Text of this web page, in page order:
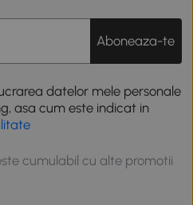
Aboneaza-te
datelor mele personale
asa cum este indicat in
cumulabil cu alte promotii